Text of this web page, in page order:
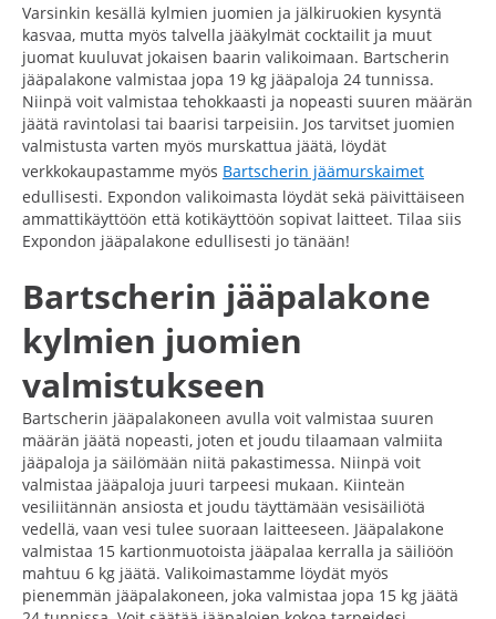
Varsinkin kesällä kylmien juomien ja jälkiruokien kysyntä
kasvaa, mutta myös talvella jääkylmät cocktailit ja muut
juomat kuuluvat jokaisen baarin valikoimaan. Bartscherin
jääpalakone valmistaa jopa 19 kg jääpaloja 24 tunnissa.
Niinpä voit valmistaa tehokkaasti ja nopeasti suuren määrän
jäätä ravintolasi tai baarisi tarpeisiin. Jos tarvitset juomien
valmistusta varten myös murskattua jäätä, löydät
verkkokaupastamme myös Bartscherin jäämurskaimet
edullisesti. Expondon valikoimasta löydät sekä päivittäiseen
ammattikäyttöön että kotikäyttöön sopivat laitteet. Tilaa siis
Expondon jääpalakone edullisesti jo tänään!
Bartscherin jääpalakone
kylmien juomien
valmistukseen
Bartscherin jääpalakoneen avulla voit valmistaa suuren
määrän jäätä nopeasti, joten et joudu tilaamaan valmiita
jääpaloja ja säilömään niitä pakastimessa. Niinpä voit
valmistaa jääpaloja juuri tarpeesi mukaan. Kiinteän
vesiliitännän ansiosta et joudu täyttämään vesisäiliötä
vedellä, vaan vesi tulee suoraan laitteeseen. Jääpalakone
valmistaa 15 kartionmuotoista jääpalaa kerralla ja säiliöön
mahtuu 6 kg jäätä. Valikoimastamme löydät myös
pienemmän jääpalakoneen, joka valmistaa jopa 15 kg jäätä